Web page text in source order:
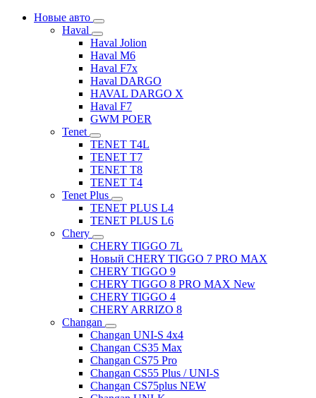
Новые авто
Haval
Haval Jolion
Haval M6
Haval F7x
Haval DARGO
HAVAL DARGO Х
Haval F7
GWM POER
Tenet
TENET T4L
TENET T7
TENET T8
TENET T4
Tenet Plus
TENET PLUS L4
TENET PLUS L6
Chery
CHERY TIGGO 7L
Новый CHERY TIGGO 7 PRO MAX
CHERY TIGGO 9
CHERY TIGGO 8 PRO MAX New
CHERY TIGGO 4
CHERY ARRIZO 8
Changan
Changan UNI-S 4x4
Changan CS35 Max
Changan CS75 Pro
Changan CS55 Plus / UNI-S
Changan CS75plus NEW